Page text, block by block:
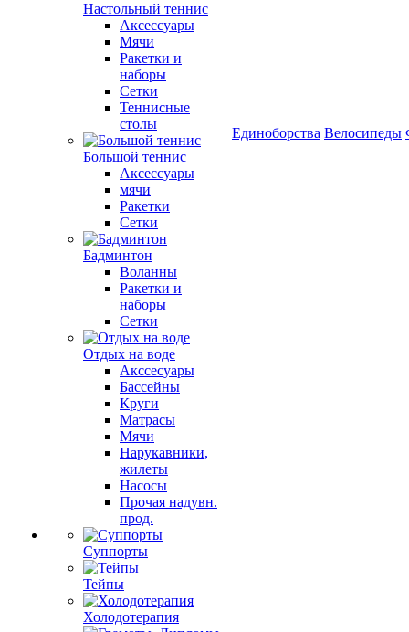
Настольный теннис
Аксессуары
Мячи
Ракетки и
наборы
Сетки
Теннисные
столы
Большой теннис
Аксессуары
мячи
Ракетки
Сетки
Бадминтон
Воланны
Ракетки и
наборы
Сетки
Отдых на воде
Акссесуары
Бассейны
Круги
Матрасы
Мячи
Нарукавники,
жилеты
Насосы
Прочая надувн.
прод.
Суппорты
Тейпы
Холодотерапия
Единоборства Велосипеды